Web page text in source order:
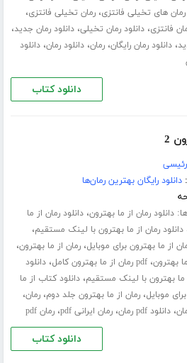
رمان های تخیلی فانتزی،رمان تخیلی فانتزی،
فانتزی،دانلود رمان تخیلی،دانلود رمان جدید،
،دانلود رمان رایگان،رمان،دانلود رمان،دانلود
دانلود کتاب
2
رئیسی
دانلود رایگان بهترین رمان‌ها
دانلود رمان از ما بهترون،دانلود رمان از ما
دانلود رمان از ما بهترون با لینک مستقیم،
از ما بهترون برای موبایل،رمان از ما بهترون،
بهترون،pdf رمان از ما بهترون کامل ،دانلود
ما بهترون با لینک مستقیم،دانلود کتاب از ما
موبایل،رمان از ما بهترون جلد دوم،رمان،
،دانلود pdf رمان ،رمان ایرانی pdf ،رمان pdf
دانلود کتاب